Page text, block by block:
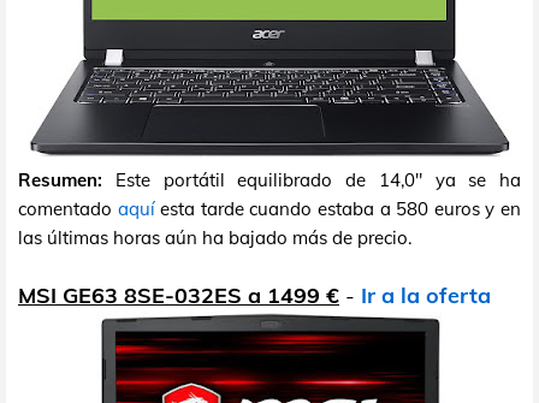
Resumen: Este portátil equilibrado de 14,0" ya se ha
comentado aquíesta tarde cuando estaba a 580 euros y en
las últimas horas aún ha bajado más de precio.
MSI GE63 8SE-032ES a 1499 € - Ir a la oferta